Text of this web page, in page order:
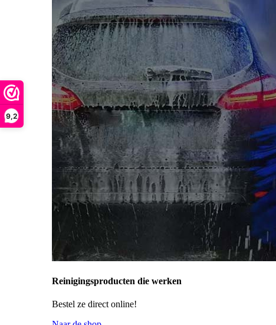
9,2
Reinigingsproducten die werken
Bestel ze direct online!